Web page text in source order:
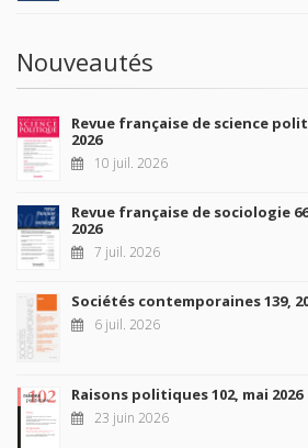
Nouveautés
Revue française de science
2026
10 juil. 2026
Revue française de sociologie
2026
7 juil. 2026
Sociétés contemporaines 139,
6 juil. 2026
Raisons politiques 102, mai 2026
23 juin 2026